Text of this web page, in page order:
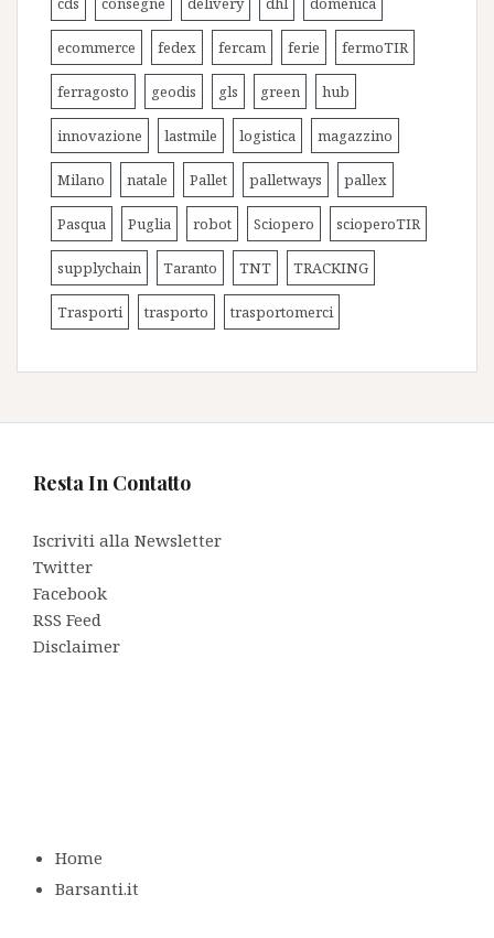
ecommerce fedex fercam ferie fermoTIR
ferragosto geodis gls green hub
innovazione lastmile logistica magazzino
Milano natale Pallet palletways pallex
Pasqua Puglia robot Sciopero scioperoTIR
supplychain Taranto TNT TRACKING
Trasporti trasporto trasportomerci
Resta In Contatto
Iscriviti alla Newsletter
Twitter
Facebook
RSS Feed
Disclaimer
Home
Barsanti.it